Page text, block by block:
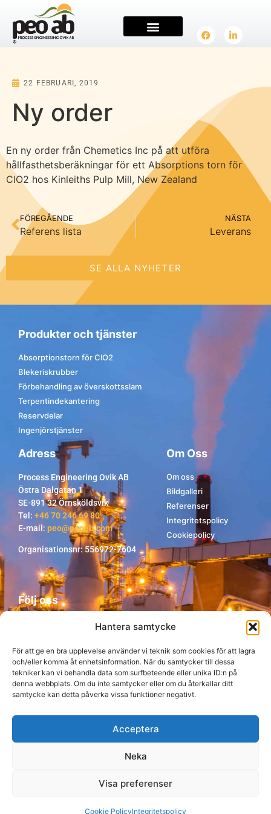
Hantera samtycke
För att ge en bra upplevelse använder vi teknik som cookies för att lagra
och/eller komma åt enhetsinformation. När du samtycker till dessa
tekniker kan vi behandla data som surfbeteende eller unika ID:n på
denna webbplats. Om du inte samtycker eller om du återkallar ditt
samtycke kan detta påverka vissa funktioner negativt.
Acceptera
Neka
Visa preferenser
Cookie PolicyIntegritetspolicy
22 FEBRUARI, 2019
Ny order
En ny order från Chemetics Inc på att utföra
hållfasthetsberäkningar för ett Absorptions torn för
ClO2 hos Kinleiths Pulp Mill, New Zealand
FÖREGÅENDE
Referens lista
NÄSTA
Leverans
SE ALLA NYHETER
Produkter och tjänster
Absorptionstorn för ClO2
Blekeriskrubber
Förbehandling av överskottsslam
Terpentindekantering
Reservdelar
Ingenjörstjänster
Adress
Process Engineering Ovik AB
Östra Dalgatan 1
SE-891 32 Örnsköldsvik
Tel: +46 70 246 69 80
E-mail: peo@peoab.com
Organisationsnr: 556972-7604
Om Oss
Om oss
Bildgalleri
Referenser
Integritetspolicy
Cookiepolicy
Följ oss